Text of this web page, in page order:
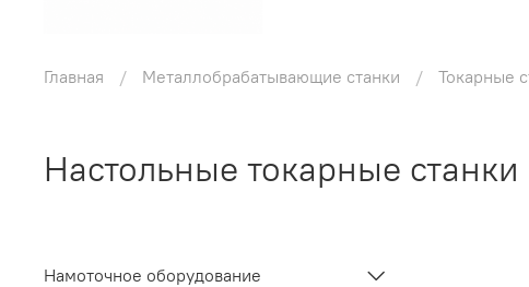
Главная Металлобрабатывающие станки Токарные
Настольные токарные станки
Намоточное оборудование